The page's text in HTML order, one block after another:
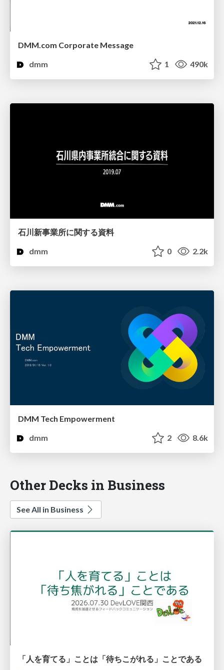
DMM.com Corporate Message
dmm
1 490k
石川新事業所に関する資料
dmm
0 2.2k
DMM Tech Empowerment
dmm
2 8.6k
Other Decks in Business
See All in Business
「人を育てる」ことは「待ちこがれる」ことである